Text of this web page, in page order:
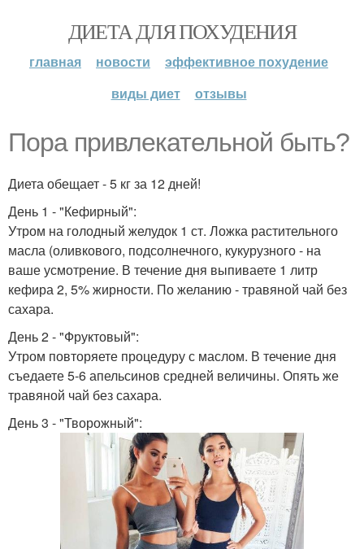
ДИЕТА ДЛЯ ПОХУДЕНИЯ
главная новости
эффективное похудение
виды диет
отзывы
Пора привлекательной быть?
Диета обещает - 5 кг за 12 дней!
День 1 - "Кефирный":
Утром на голодный желудок 1 ст. Ложка растительного
масла (оливкового, подсолнечного, кукурузного - на
ваше усмотрение. В течение дня выпиваете 1 литр
кефира 2, 5% жирности. По желанию - травяной чай без
сахара.
День 2 - "Фруктовый":
Утром повторяете процедуру с маслом. В течение дня
съедаете 5-6 апельсинов средней величины. Опять же
травяной чай без сахара.
День 3 - "Творожный":